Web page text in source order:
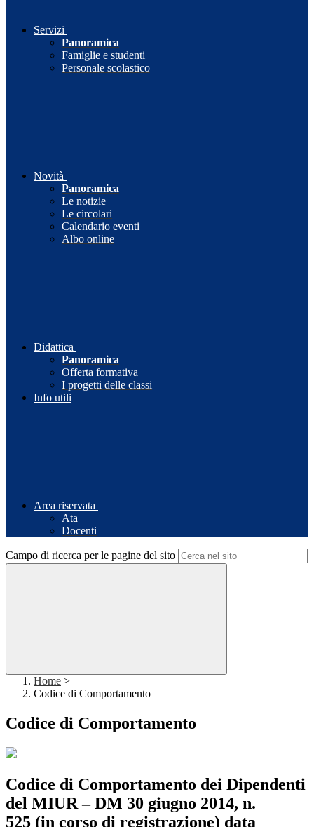
Servizi
Panoramica
Famiglie e studenti
Personale scolastico
Novità
Panoramica
Le notizie
Le circolari
Calendario eventi
Albo online
Didattica
Panoramica
Offerta formativa
I progetti delle classi
Info utili
Area riservata
Ata
Docenti
Campo di ricerca per le pagine del sito
Home >
Codice di Comportamento
Codice di Comportamento
Codice di Comportamento dei Dipendenti
del MIUR – DM 30 giugno 2014, n.
525 (in corso di registrazione) data